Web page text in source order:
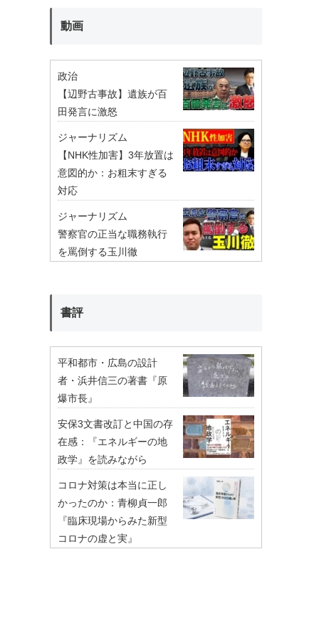
動画
政治
【辺野古事故】遺族が百
田発言に激怒
ジャーナリズム
【NHK性加害】3年放置は
意図的か：お粗末すぎる
対応
ジャーナリズム
警察官の正当な職務執行
を罵倒する玉川徹
書評
平和都市・広島の設計
者・浜井信三の著書『原
爆市長』
安保3文書改訂と中国の存
在感：『エネルギーの地
政学』を読みながら
コロナ対策は本当に正し
かったのか：青柳貞一郎
『臨床現場からみた新型
コロナの虚と実』